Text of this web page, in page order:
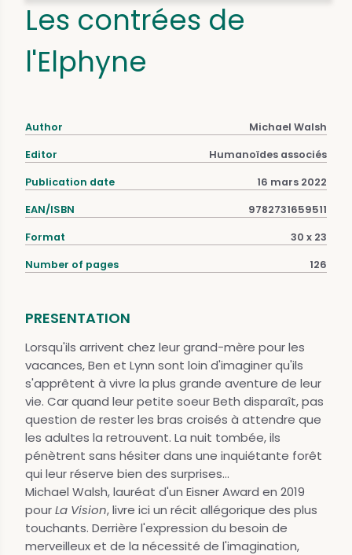
Les contrées de
l'Elphyne
Author Michael Walsh
Editor Humanoïdes associés
Publication date 16 mars 2022
EAN/ISBN 9782731659511
Format 30 x 23
Number of pages 126
PRESENTATION
Lorsqu'ils arrivent chez leur grand-mère pour les
vacances, Ben et Lynn sont loin d'imaginer qu'ils
s'apprêtent à vivre la plus grande aventure de leur
vie. Car quand leur petite soeur Beth disparaît, pas
question de rester les bras croisés à attendre que
les adultes la retrouvent. La nuit tombée, ils
pénètrent sans hésiter dans une inquiétante forêt
qui leur réserve bien des surprises...
Michael Walsh, lauréat d'un Eisner Award en 2019
pourLa Vision, livre ici un récit allégorique des plus
touchants. Derrière l'expression du besoin de
merveilleux et de la nécessité de l'imagination,